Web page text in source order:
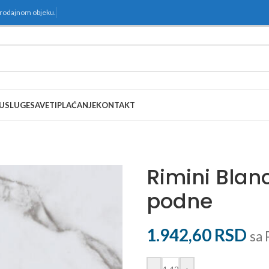
objeku.
USLUGESAVETIPLAĆANJEKONTAKT
Rimini
podne
1.942,60 RSD sa